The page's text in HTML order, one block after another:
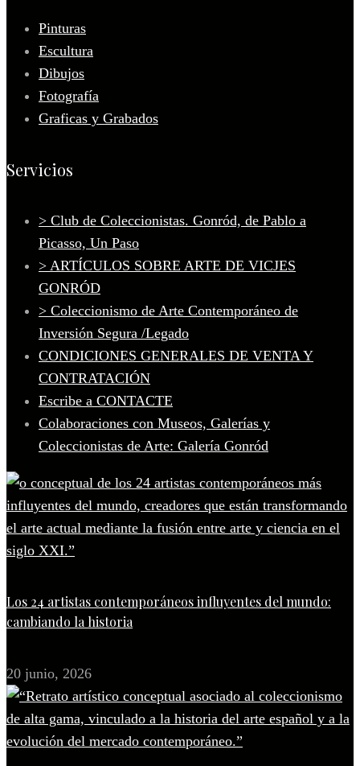
Pinturas
Escultura
Dibujos
Fotografía
Graficas y Grabados
Servicios
> Club de Coleccionistas. Gonród, de Pablo a
Picasso, Un Paso
> ARTÍCULOS SOBRE ARTE DE VICJES
GONRÓD
> Coleccionismo de Arte Contemporáneo de
Inversión Segura /Legado
CONDICIONES GENERALES DE VENTA Y
CONTRATACIÓN
Escribe a CONTACTE
Colaboraciones con Museos, Galerías y
Coleccionistas de Arte: Galería Gonród
Los 24 artistas contemporáneos influyentes del mundo:
cambiando la historia
20 junio, 2026